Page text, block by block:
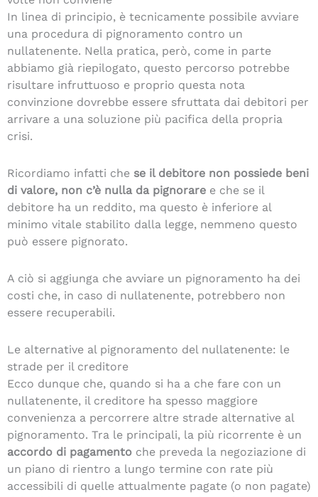
In linea di principio, è tecnicamente possibile avviare
una procedura di pignoramento contro un
nullatenente. Nella pratica, però, come in parte
abbiamo già riepilogato, questo percorso potrebbe
risultare infruttuoso e proprio questa nota
convinzione dovrebbe essere sfruttata dai debitori per
arrivare a una soluzione più pacifica della propria
crisi.
Ricordiamo infatti che se il debitore non possiede beni
di valore, non c’è nulla da pignorare e che se il
debitore ha un reddito, ma questo è inferiore al
minimo vitale stabilito dalla legge, nemmeno questo
può essere pignorato.
A ciò si aggiunga che avviare un pignoramento ha dei
costi che, in caso di nullatenente, potrebbero non
essere recuperabili.
Le alternative al pignoramento del nullatenente: le
strade per il creditore
Ecco dunque che, quando si ha a che fare con un
nullatenente, il creditore ha spesso maggiore
convenienza a percorrere altre strade alternative al
pignoramento. Tra le principali, la più ricorrente è un
accordo di pagamento che preveda la negoziazione di
un piano di rientro a lungo termine con rate più
accessibili di quelle attualmente pagate (o non pagate)